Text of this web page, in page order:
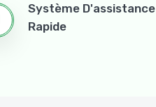
Système D'assistance
Rapide